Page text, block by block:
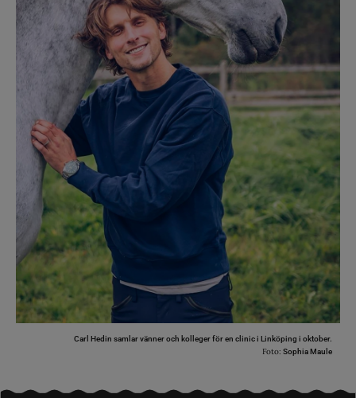
Carl Hedin samlar vänner och kolleger för en clinic i Linköping i oktober.
Foto: Sophia Maule